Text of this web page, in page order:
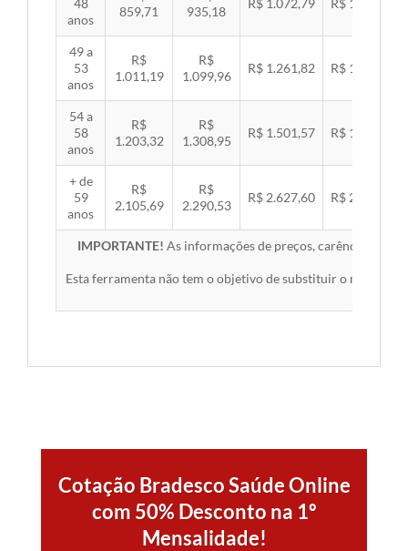
anos
859,71
935,18
49 a
53
anos
R$
1.011,19
R$
1.099,96
R$ 1.261,82 R$ 1.300,32
54 a
58
anos
R$
1.203,32
R$
1.308,95
R$ 1.501,57 R$ 1.547,38
+ de
59
anos
R$
2.105,69
R$
2.290,53
R$ 2.627,60 R$ 2.707,76
IMPORTANTE! As informações de preços, carências,
Esta ferramenta não tem o objetivo de substituir o material
Cotação Bradesco Saúde Online
com 50% Desconto na 1º
Mensalidade!